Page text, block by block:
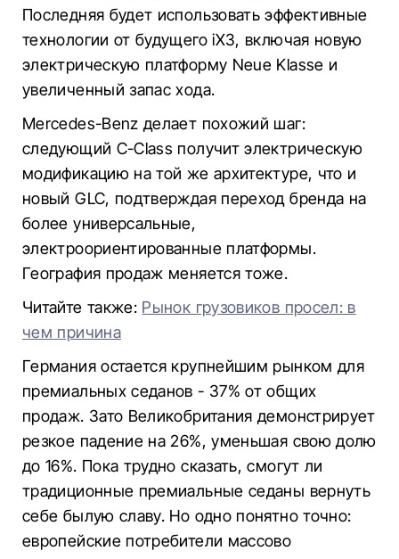
Последняя будет использовать эффективные
технологии от будущего iX3, включая новую
электрическую платформу Neue Klasse и
увеличенный запас хода.
Mercedes-Benz делает похожий шаг:
следующий C-Class получит электрическую
модификацию на той же архитектуре, что и
новый GLC, подтверждая переход бренда на
более универсальные,
электроориентированные платформы.
География продаж меняется тоже.
Читайте также: Рынок грузовиков просел: в
чем причина
Германия остается крупнейшим рынком для
премиальных седанов - 37% от общих
продаж. Зато Великобритания демонстрирует
резкое падение на 26%, уменьшая свою долю
до 16%. Пока трудно сказать, смогут ли
традиционные премиальные седаны вернуть
себе былую славу. Но одно понятно точно:
европейские потребители массово